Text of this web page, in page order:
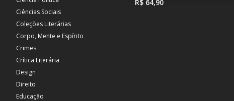
Ciências Sociais
Coleções Literárias
Corpo, Mente e Espírito
Crimes
Crítica Literária
Design
Direito
Educação
R$ 64,90